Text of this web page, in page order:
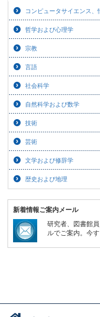
コンピュータサイエンス、
哲学および心理学
宗教
言語
社会科学
自然科学および数学
技術
芸術
文学および修辞学
歴史および地理
新着情報ご案内メール
研究者、図書館
ルでご案内。今